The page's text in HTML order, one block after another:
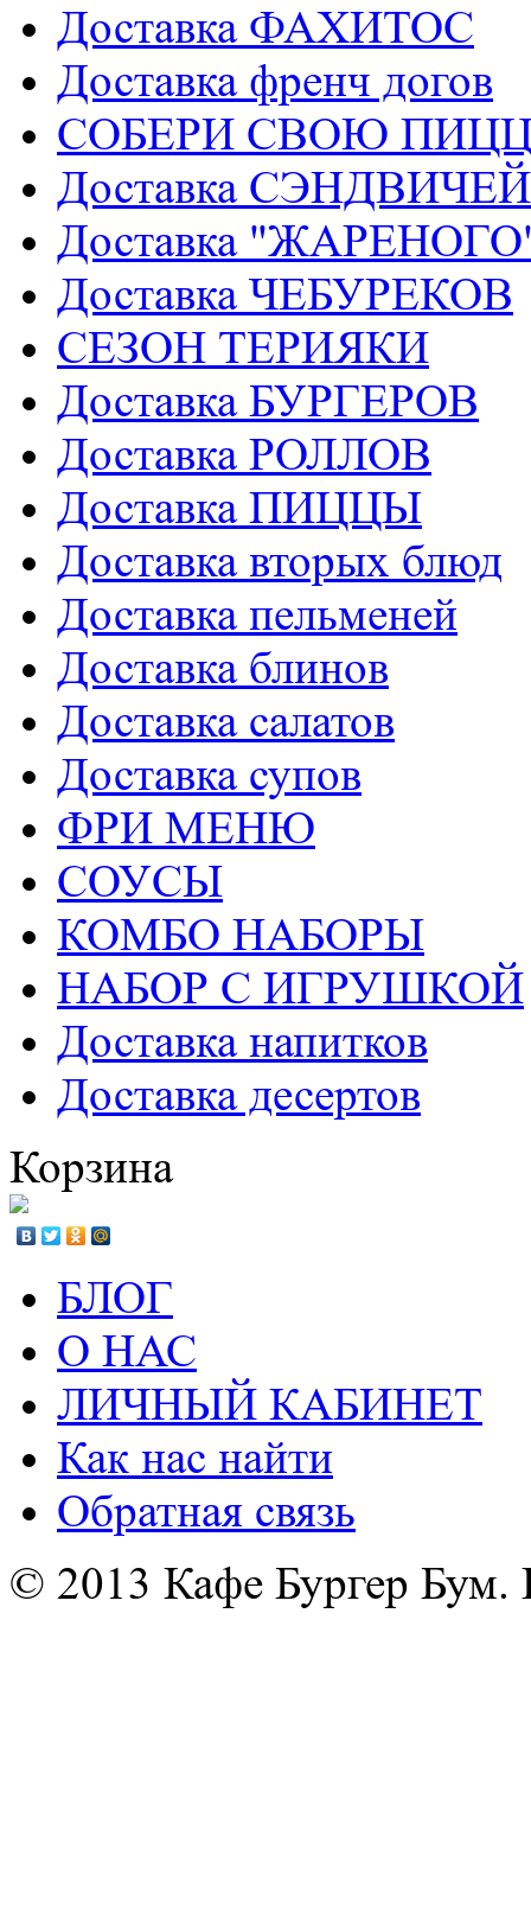
Доставка ФАХИТОС
Доставка френч догов
СОБЕРИ СВОЮ
Доставка СЭНДВИЧЕЙ
Доставка
Доставка ЧЕБУРЕКОВ
СЕЗОН ТЕРИЯКИ
Доставка БУРГЕРОВ
Доставка РОЛЛОВ
Доставка ПИЦЦЫ
Доставка вторых блюд
Доставка пельменей
Доставка блинов
Доставка салатов
Доставка супов
ФРИ МЕНЮ
СОУСЫ
КОМБО НАБОРЫ
НАБОР С ИГРУШКОЙ
Доставка напитков
Доставка десертов
Корзина
БЛОГ
О НАС
ЛИЧНЫЙ КАБИНЕТ
Как нас найти
Обратная связь
© 2013 Кафе Бургер Бум.